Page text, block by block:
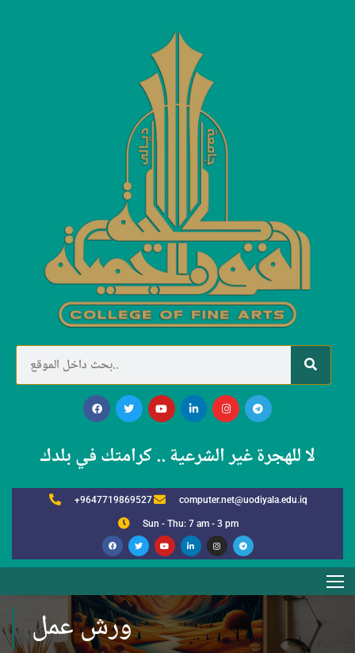
لا للهجرة غير الشرعية .. كرامتك في بلدك
+9647719869527 computer.net@uodiyala.edu.iq
Sun - Thu: 7 am - 3 pm
ورش عمل